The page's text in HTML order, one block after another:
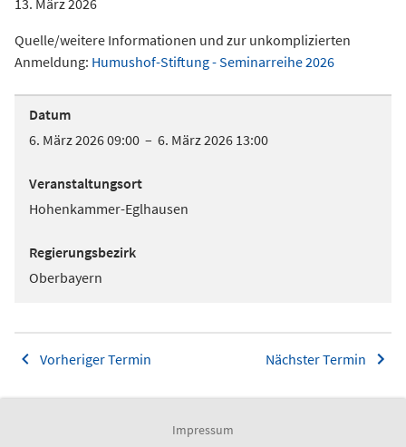
13. März 2026
Quelle/weitere Informationen und zur unkomplizierten
Anmeldung: Humushof-Stiftung - Seminarreihe 2026
Datum
6. März 2026 09:00 – 6. März 2026 13:00
Veranstaltungsort
Hohenkammer-Eglhausen
Regierungsbezirk
Oberbayern
Vorheriger Termin Nächster Termin
Impressum